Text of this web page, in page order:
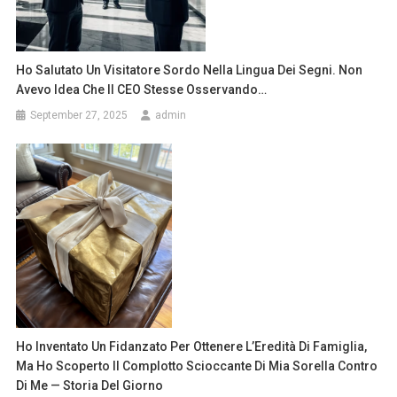
Ho Salutato Un Visitatore Sordo Nella Lingua Dei Segni. Non
Avevo Idea Che Il CEO Stesse Osservando…
September 27, 2025 admin
Ho Inventato Un Fidanzato Per Ottenere L’Eredità Di Famiglia,
Ma Ho Scoperto Il Complotto Scioccante Di Mia Sorella Contro
Di Me — Storia Del Giorno